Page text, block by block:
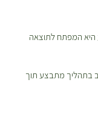
היא המפתח לתוצאה
בתהליך מתבצע תוך